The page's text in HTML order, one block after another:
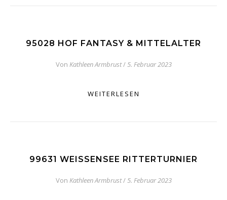
95028 HOF FANTASY & MITTELALTER
Von Kathleen Armbrust/5. Februar 2023
WEITERLESEN
99631 WEISSENSEE RITTERTURNIER
Von Kathleen Armbrust/5. Februar 2023